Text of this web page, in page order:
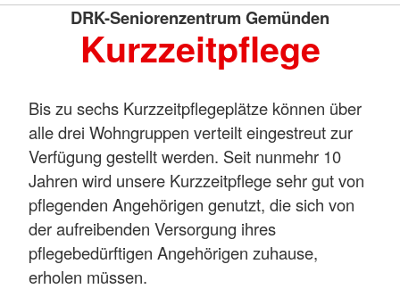
DRK-Seniorenzentrum Gemünden
Kurzzeitpflege
Bis zu sechs Kurzzeitpflegeplätze können über
alle drei Wohngruppen verteilt eingestreut zur
Verfügung gestellt werden. Seit nunmehr 10
Jahren wird unsere Kurzzeitpflege sehr gut von
pflegenden Angehörigen genutzt, die sich von
der aufreibenden Versorgung ihres
pflegebedürftigen Angehörigen zuhause,
erholen müssen.